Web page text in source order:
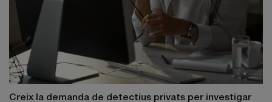
Creix la demanda de detectius privats per investigar